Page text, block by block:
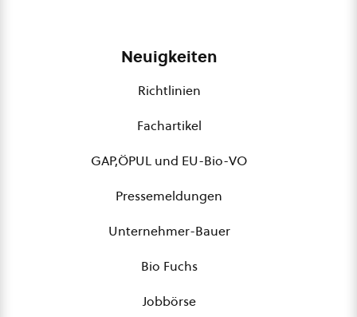
Neuigkeiten
Richtlinien
Fachartikel
GAP,ÖPUL und EU-Bio-VO
Pressemeldungen
Unternehmer-Bauer
Bio Fuchs
Jobbörse